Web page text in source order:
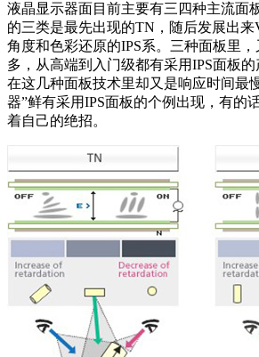
液晶显示器面目前主要有三四种主流面
的三类是最先出现的TN，随后发展出
角度和色彩还原的IPS系。三种面板里
多，从高端到入门级都有采用IPS面板
在这几种面板技术里却又是响应时间最
器”鲜有采用IPS面板的个例出现，有的
着自己的绝招。